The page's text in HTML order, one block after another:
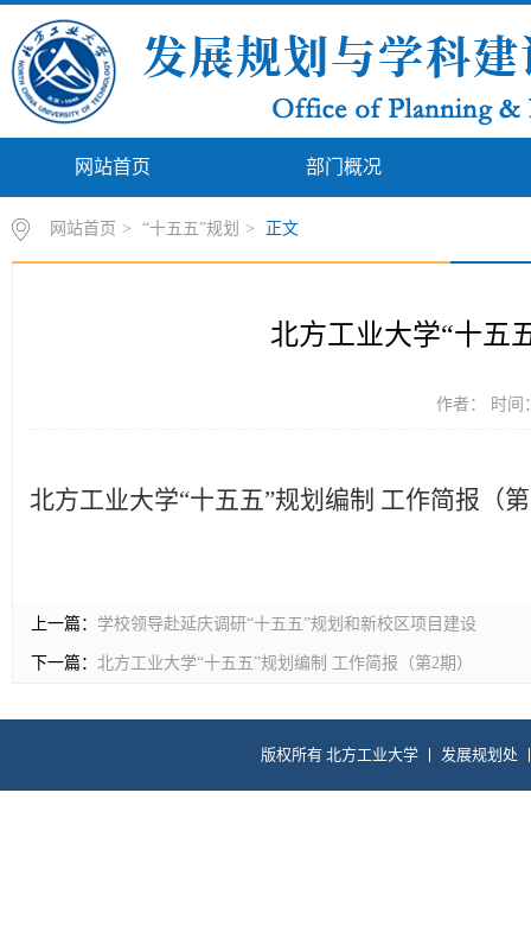
网站首页 部门概况
网站首页 > “十五五”规划 > 正文
北方工业大学“十五
作者： 时间
北方工业大学“十五五”规划编制 工作简报（
上一篇： 学校领导赴延庆调研“十五五”规划和新校区项目建设
下一篇： 北方工业大学“十五五”规划编制 工作简报（第2期）
版权所有 北方工业大学 丨 发展规划处